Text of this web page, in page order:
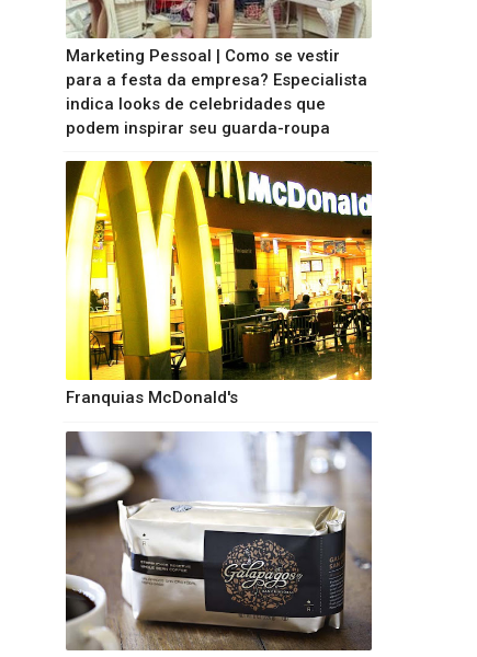
Marketing Pessoal | Como se vestir
para a festa da empresa? Especialista
indica looks de celebridades que
podem inspirar seu guarda-roupa
Franquias McDonald's